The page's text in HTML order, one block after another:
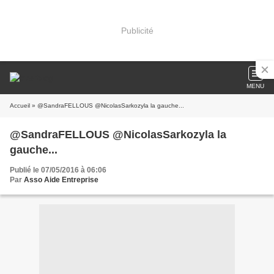
Publicité
MENU
Accueil » @SandraFELLOUS @NicolasSarkozyla la gauche...
@SandraFELLOUS @NicolasSarkozyla la
gauche...
Publié le 07/05/2016 à 06:06
Par Asso Aide Entreprise